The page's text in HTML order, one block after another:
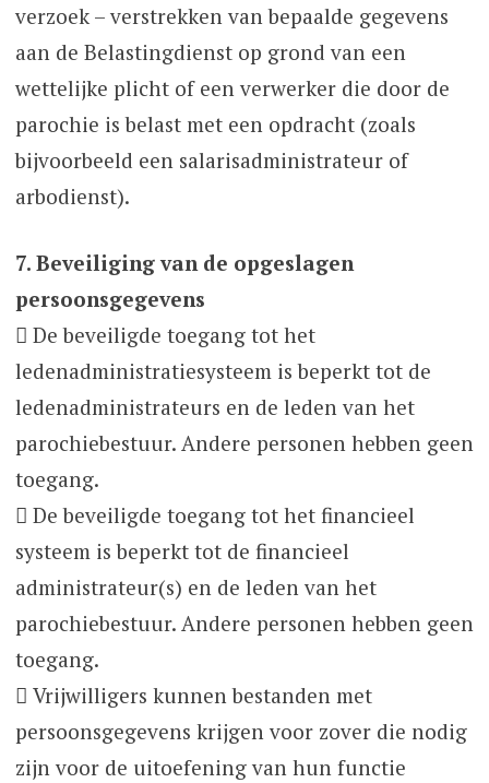
verzoek – verstrekken van bepaalde gegevens
aan de Belastingdienst op grond van een
wettelijke plicht of een verwerker die door de
parochie is belast met een opdracht (zoals
bijvoorbeeld een salarisadministrateur of
arbodienst).
7. Beveiliging van de opgeslagen
persoonsgegevens
 De beveiligde toegang tot het
ledenadministratiesysteem is beperkt tot de
ledenadministrateurs en de leden van het
parochiebestuur. Andere personen hebben geen
toegang.
 De beveiligde toegang tot het financieel
systeem is beperkt tot de financieel
administrateur(s) en de leden van het
parochiebestuur. Andere personen hebben geen
toegang.
 Vrijwilligers kunnen bestanden met
persoonsgegevens krijgen voor zover die nodig
zijn voor de uitoefening van hun functie